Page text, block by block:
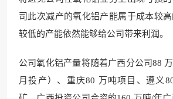
司此次减产的氧化铝产能属于成本较
较低的产能依然能够给公司带来利润。
公司氧化铝产量将随着广西分公司88
月投产）、重庆80 万吨项目、遵义